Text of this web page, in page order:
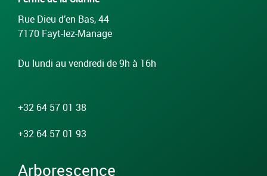
Rue Dieu d’en Bas, 44
7170 Fayt-lez-Manage
Du lundi au vendredi de 9h à 16h
+32 64 57 01 38
+32 64 57 01 93
Arborescence